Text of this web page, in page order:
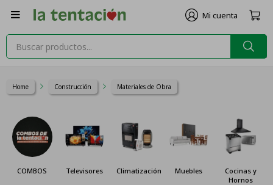

Home Construcción Materiales de Obra
COMBOS Televisores Climatización Muebles
Cocinas y
Hornos